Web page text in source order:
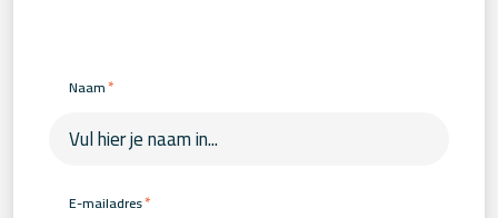
Naam*
E-mailadres*